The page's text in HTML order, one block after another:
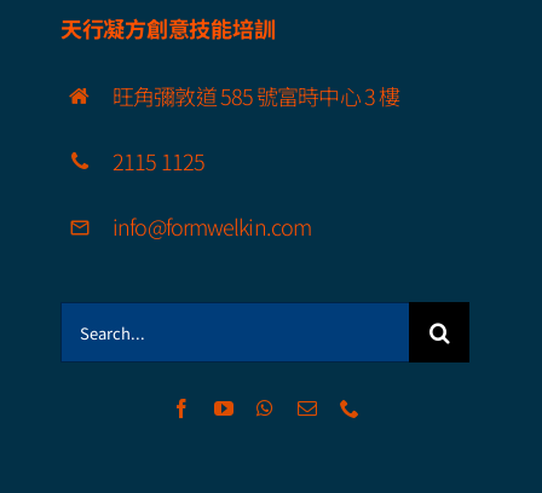
天行凝方創意技能培訓
旺角彌敦道 585 號富時中心 3 樓
2115 1125
info@formwelkin.com
Search
for: